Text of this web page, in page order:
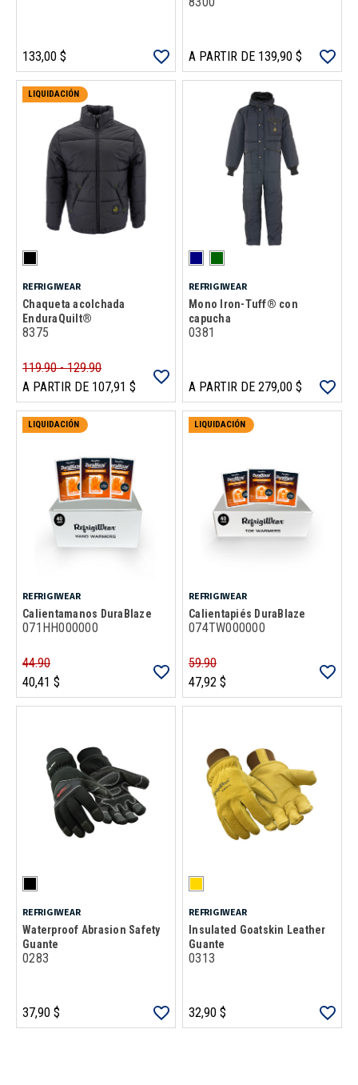
133,00 $ A PARTIR DE 139,90 $
LIQUIDACIÓN
REFRIGIWEAR
Chaqueta acolchada
EnduraQuilt®
8375
119.90 - 129.90
A PARTIR DE 107,91 $
REFRIGIWEAR
Mono Iron-Tuff® con
capucha
0381
A PARTIR DE 279,00 $
LIQUIDACIÓN
REFRIGIWEAR
Calientamanos DuraBlaze
071HH000000
44.90
40,41 $
LIQUIDACIÓN
REFRIGIWEAR
Calientapiés DuraBlaze
074TW000000
59.90
47,92 $
REFRIGIWEAR
Waterproof Abrasion Safety
Guante
0283
37,90 $
REFRIGIWEAR
Insulated Goatskin Leather
Guante
0313
32,90 $